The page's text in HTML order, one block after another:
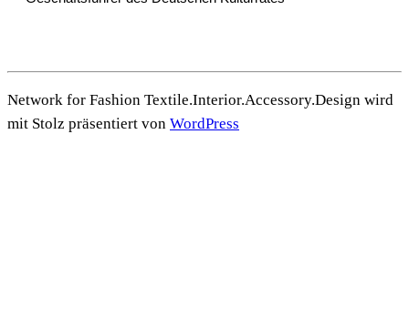
Network for Fashion Textile.Interior.Accessory.Design wird
mit Stolz präsentiert von WordPress